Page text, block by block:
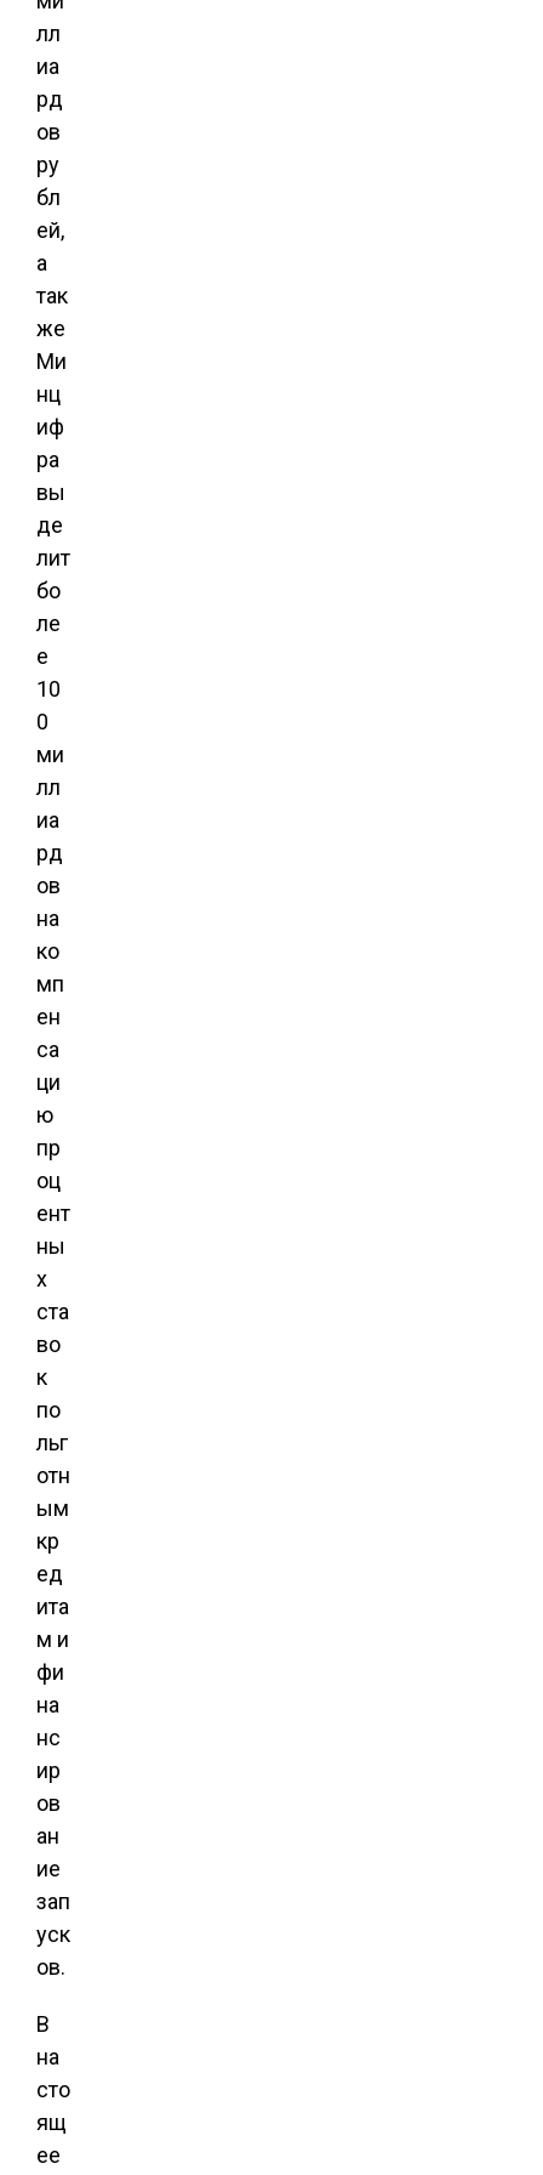
лл
иа
рд
ов
ру
бл
ей,
а
так
же
Ми
нц
иф
ра
вы
де
лит
бо
ле
е
10
0
ми
лл
иа
рд
ов
на
ко
мп
ен
са
ци
ю
пр
оц
ент
ны
х
ста
во
к
по
льг
отн
ым
кр
ед
ита
м и
фи
на
нс
ир
ов
ан
ие
зап
уск
ов.
В
на
сто
ящ
ее